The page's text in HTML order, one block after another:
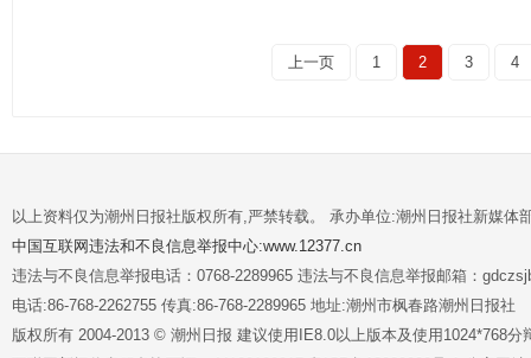
上一页 1 2 3 4
以上资料仅为潮州日报社版权所有,严禁转载。 承办单位:潮州日报社新媒体
中国互联网违法和不良信息举报中心:www.12377.cn
违法与不良信息举报电话：0768-2289965 违法与不良信息举报邮箱：
电话:86-768-2262755 传真:86-768-2289965 地址:潮州市枫春路潮州日报社
版权所有 2004-2013 © 潮州日报 建议使用IE8.0以上版本及使用1024*768分